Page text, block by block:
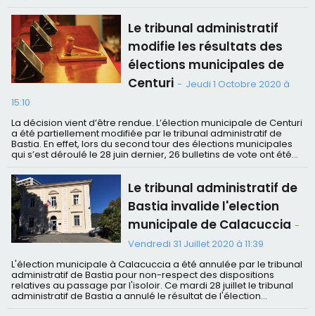
Le tribunal administratif
modifie les résultats des
élections municipales de
Centuri - Jeudi 1 Octobre 2020 à
15:10
La décision vient d’être rendue. L’élection municipale de Centuri
a été partiellement modifiée par le tribunal administratif de
Bastia. En effet, lors du second tour des élections municipales
qui s’est déroulé le 28 juin dernier, 26 bulletins de vote ont été...
Le tribunal administratif de
Bastia invalide l'election
municipale de Calacuccia -
Vendredi 31 Juillet 2020 à 11:39
L'élection municipale à Calacuccia a été annulée par le tribunal
administratif de Bastia pour non-respect des dispositions
relatives au passage par l'isoloir. Ce mardi 28 juillet le tribunal
administratif de Bastia a annulé le résultat de l'élection...